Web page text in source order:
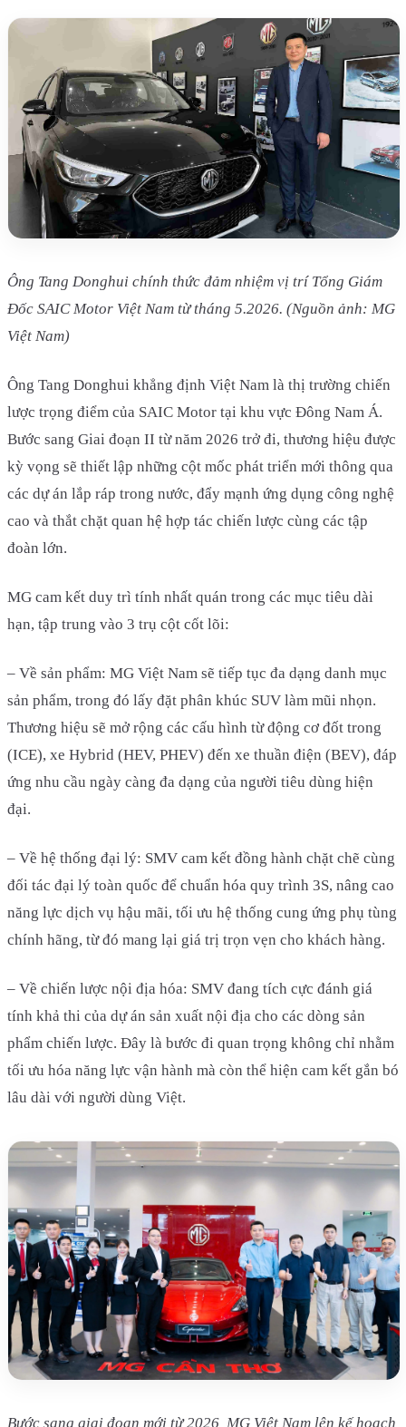
Ông Tang Donghui chính thức đảm nhiệm vị trí Tổng Giám
Đốc SAIC Motor Việt Nam từ tháng 5.2026. (Nguồn ảnh: MG
Việt Nam)
Ông Tang Donghui khẳng định Việt Nam là thị trường chiến
lược trọng điểm của SAIC Motor tại khu vực Đông Nam Á.
Bước sang Giai đoạn II từ năm 2026 trở đi, thương hiệu được
kỳ vọng sẽ thiết lập những cột mốc phát triển mới thông qua
các dự án lắp ráp trong nước, đẩy mạnh ứng dụng công nghệ
cao và thắt chặt quan hệ hợp tác chiến lược cùng các tập
đoàn lớn.
MG cam kết duy trì tính nhất quán trong các mục tiêu dài
hạn, tập trung vào 3 trụ cột cốt lõi:
– Về sản phẩm: MG Việt Nam sẽ tiếp tục đa dạng danh mục
sản phẩm, trong đó lấy đặt phân khúc SUV làm mũi nhọn.
Thương hiệu sẽ mở rộng các cấu hình từ động cơ đốt trong
(ICE), xe Hybrid (HEV, PHEV) đến xe thuần điện (BEV), đáp
ứng nhu cầu ngày càng đa dạng của người tiêu dùng hiện
đại.
– Về hệ thống đại lý: SMV cam kết đồng hành chặt chẽ cùng
đối tác đại lý toàn quốc để chuẩn hóa quy trình 3S, nâng cao
năng lực dịch vụ hậu mãi, tối ưu hệ thống cung ứng phụ tùng
chính hãng, từ đó mang lại giá trị trọn vẹn cho khách hàng.
– Về chiến lược nội địa hóa: SMV đang tích cực đánh giá
tính khả thi của dự án sản xuất nội địa cho các dòng sản
phẩm chiến lược. Đây là bước đi quan trọng không chỉ nhằm
tối ưu hóa năng lực vận hành mà còn thể hiện cam kết gắn bó
lâu dài với người dùng Việt.
Bước sang giai đoạn mới từ 2026, MG Việt Nam lên kế hoạch